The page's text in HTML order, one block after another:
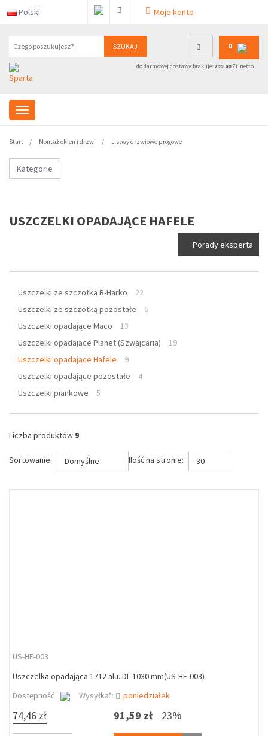
Polski Moje konto
SZUKAJ 0
do darmowej dostawy brakuje: 299.00ZŁ netto
Start Montaż okien i drzwi Listwy drzwiowe progowe
Kategorie
USZCZELKI OPADAJĄCE HAFELE
Porady eksperta
Uszczelki ze szczotką B-Harko
22
Uszczelki ze szczotką pozostałe
6
Uszczelki opadające Maco
13
Uszczelki opadające Planet (Szwajcaria)
19
Uszczelki opadające Hafele
9
Uszczelki opadające pozostałe
4
Uszczelki piankowe
5
Liczba produktów 9
Sortowanie: Domyślne Ilość na stronie: 30
US-HF-003
Uszczelka opadająca 1712 alu. DL 1030 mm(US-HF-003)
Dostępność
Wysyłka*: poniedziałek
74,46 zł 91,59 zł 23%